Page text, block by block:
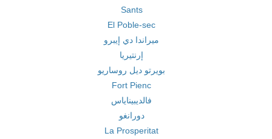
Sants
El Poble-sec
ميراندا دي إيبرو
إرنتيريا
بويرتو ديل روساريو
Fort Pienc
فالديبيناياس
دورانغو
La Prosperitat